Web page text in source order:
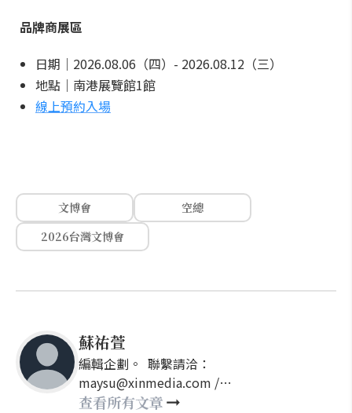
品牌商展區
日期｜2026.08.06（四）- 2026.08.12（三）
地點｜南港展覽館1館
線上預約入場
文博會
空總
2026台灣文博會
蘇祐萱
編輯企劃。 聯繫請洽：
maysu@xinmedia.com /
may860527@gmail.com
查看所有文章